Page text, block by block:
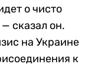
о чисто
сказал он.
на Украине
к